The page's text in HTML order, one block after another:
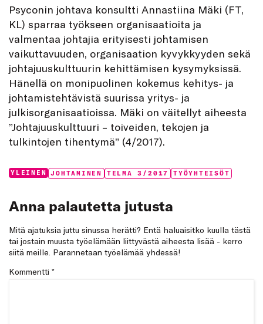
Psyconin johtava konsultti Annastiina Mäki (FT,
KL) sparraa työkseen organisaatioita ja
valmentaa johtajia erityisesti johtamisen
vaikuttavuuden, organisaation kyvykkyyden sekä
johtajuuskulttuurin kehittämisen kysymyksissä.
Hänellä on monipuolinen kokemus kehitys- ja
johtamistehtävistä suurissa yritys- ja
julkisorganisaatioissa. Mäki on väitellyt aiheesta
”Johtajuuskulttuuri – toiveiden, tekojen ja
tulkintojen tihentymä” (4/2017).
Categories:
YLEINEN Tags:
JOHTAMINEN TELMA 3/2017 TYÖYHTEISÖT
Anna palautetta jutusta
Mitä ajatuksia juttu sinussa herätti? Entä haluaisitko kuulla tästä
tai jostain muusta työelämään liittyvästä aiheesta lisää - kerro
siitä meille. Parannetaan työelämää yhdessä!
Kommentti *